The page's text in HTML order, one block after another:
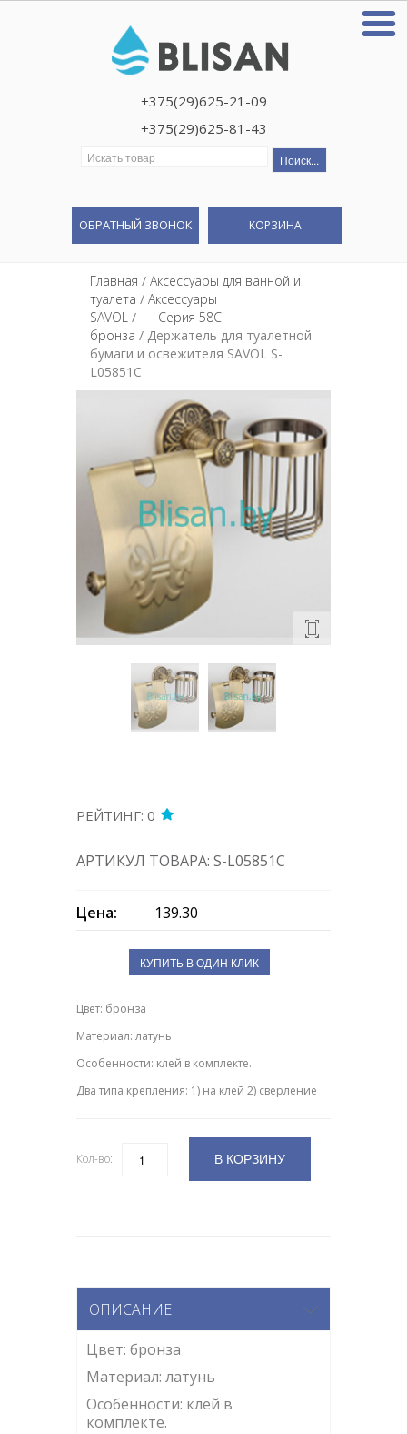
+375(29)625-21-09
+375(29)625-81-43
Искать:
ОБРАТНЫЙ ЗВОНОК КОРЗИНА
Главная / Аксессуары для ванной и
туалета / Аксессуары
SAVOL /
⠀⠀Серия 58С
бронза / Держатель для туалетной
бумаги и освежителя SAVOL S-
L05851C
РЕЙТИНГ: 0
АРТИКУЛ ТОВАРА: S-L05851C
Цена: 139.30
КУПИТЬ В ОДИН КЛИК
Цвет: бронза
Материал: латунь
Особенности: клей в комплекте.
Два типа крепления: 1) на клей 2) сверление
Кол-во: Количество В КОРЗИНУ
ОПИСАНИЕ
Цвет: бронза
Материал: латунь
Особенности: клей в
комплекте.